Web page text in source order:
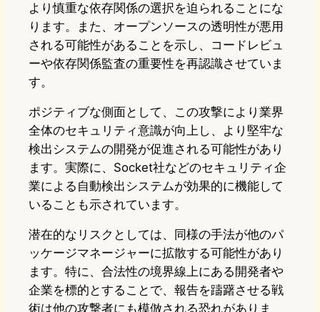
より慎重な依存関係の選択を迫られることにな
ります。また、オープンソースの透明性が悪用
される可能性があることを示し、コードレビュ
ーや依存関係監査の重要性を再認識させていま
す。
ポジティブな側面として、この攻撃により業界
全体のセキュリティ意識が向上し、より堅牢な
検出システムの開発が促進される可能性があり
ます。実際に、Socket社などのセキュリティ企
業による自動検出システムが効果的に機能して
いることも示されています。
潜在的なリスクとしては、同様の手法が他のパ
ッケージマネージャーに拡散する可能性があり
ます。特に、合法性の境界線上にある開発者や
企業を標的とすることで、報告を躊躇させる戦
術は他の攻撃者にも模倣される恐れがありま